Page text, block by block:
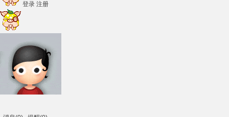
登录 注册